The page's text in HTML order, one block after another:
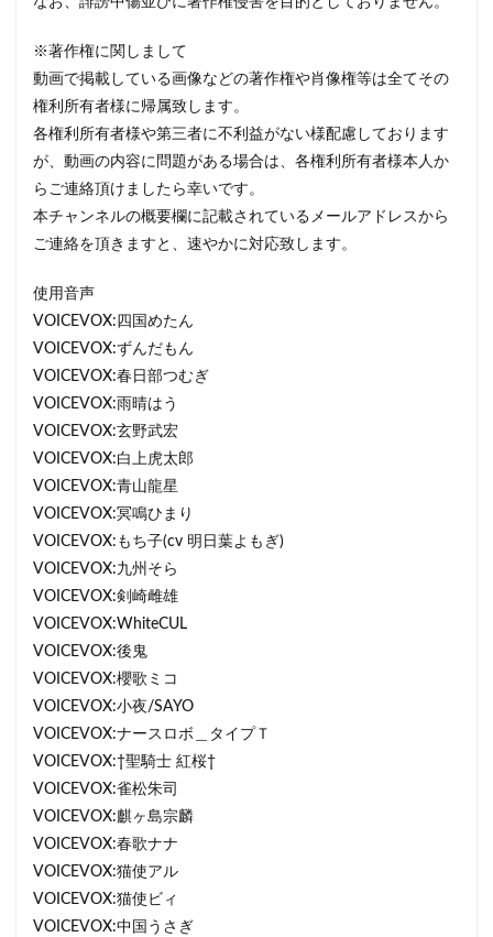
※著作権に関しまして
動画で掲載している画像などの著作権や肖像権等は全てその
権利所有者様に帰属致します。
各権利所有者様や第三者に不利益がない様配慮しております
が、動画の内容に問題がある場合は、各権利所有者様本人か
らご連絡頂けましたら幸いです。
本チャンネルの概要欄に記載されているメールアドレスから
ご連絡を頂きますと、速やかに対応致します。
使用音声
VOICEVOX:四国めたん
VOICEVOX:ずんだもん
VOICEVOX:春日部つむぎ
VOICEVOX:雨晴はう
VOICEVOX:玄野武宏
VOICEVOX:白上虎太郎
VOICEVOX:青山龍星
VOICEVOX:冥鳴ひまり
VOICEVOX:もち子(cv 明日葉よもぎ)
VOICEVOX:九州そら
VOICEVOX:剣崎雌雄
VOICEVOX:WhiteCUL
VOICEVOX:後鬼
VOICEVOX:櫻歌ミコ
VOICEVOX:小夜/SAYO
VOICEVOX:ナースロボ＿タイプＴ
VOICEVOX:†聖騎士 紅桜†
VOICEVOX:雀松朱司
VOICEVOX:麒ヶ島宗麟
VOICEVOX:春歌ナナ
VOICEVOX:猫使アル
VOICEVOX:猫使ビィ
VOICEVOX:中国うさぎ